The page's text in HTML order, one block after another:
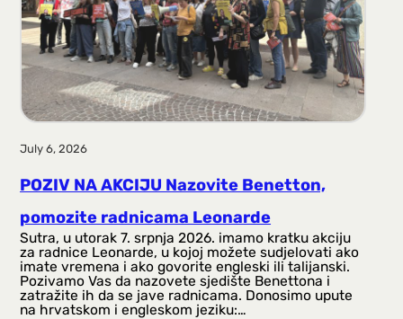
July 6, 2026
POZIV NA AKCIJU Nazovite Benetton,
pomozite radnicama Leonarde
Sutra, u utorak 7. srpnja 2026. imamo kratku akciju
za radnice Leonarde, u kojoj možete sudjelovati ako
imate vremena i ako govorite engleski ili talijanski.
Pozivamo Vas da nazovete sjedište Benettona i
zatražite ih da se jave radnicama. Donosimo upute
na hrvatskom i engleskom jeziku:…